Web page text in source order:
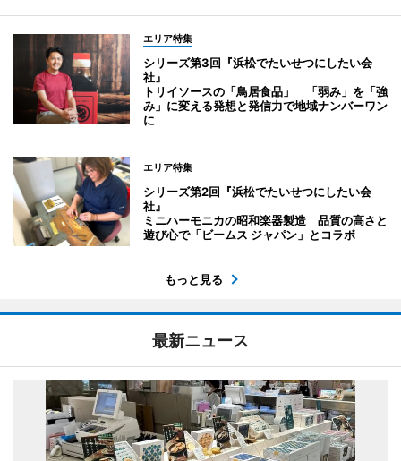
エリア特集
シリーズ第3回『浜松でたいせつにしたい会
社』
トリイソースの「鳥居食品」 「弱み」を「強
み」に変える発想と発信力で地域ナンバーワン
に
エリア特集
シリーズ第2回『浜松でたいせつにしたい会
社』
ミニハーモニカの昭和楽器製造 品質の高さと
遊び心で「ビームス ジャパン」とコラボ
もっと見る
最新ニュース